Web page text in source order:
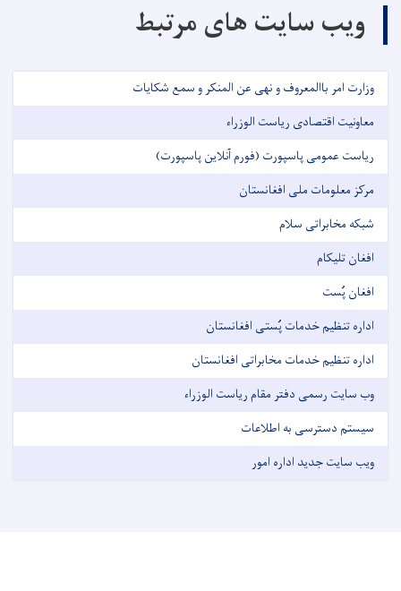
ویب سایت های مرتبط
وزارت امر باالمعروف و نهی عن المنکر و سمع شکایات
معاونیت اقتصادی ریاست الوزراء
ریاست عمومی پاسپورت (فورم آنلاین پاسپورت)
مرکز معلومات ملی افغانستان
شبکه مخابراتی سلام
افغان تلیکام
افغان پُست
اداره تنظیم خدمات پُستی افغانستان
اداره تنظیم خدمات مخابراتی افغانستان
وب سایت رسمی دفتر مقام ریاست الوزراء
سیستم دسترسی به اطلاعات
ویب سایت جدید اداره امور